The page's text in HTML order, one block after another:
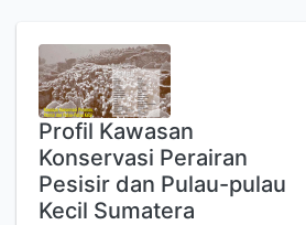
Profil Kawasan
Konservasi Perairan
Pesisir dan Pulau-pulau
Kecil Sumatera